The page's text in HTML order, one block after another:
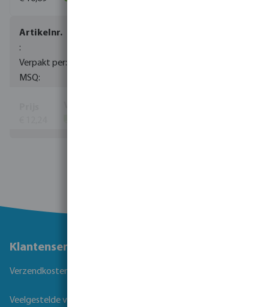
Klantenservice
Verzendkosten
Veelgestelde vragen